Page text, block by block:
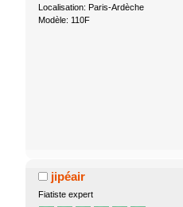
Localisation: Paris-Ardèche
Modèle: 110F
jipéair
Fiatiste expert